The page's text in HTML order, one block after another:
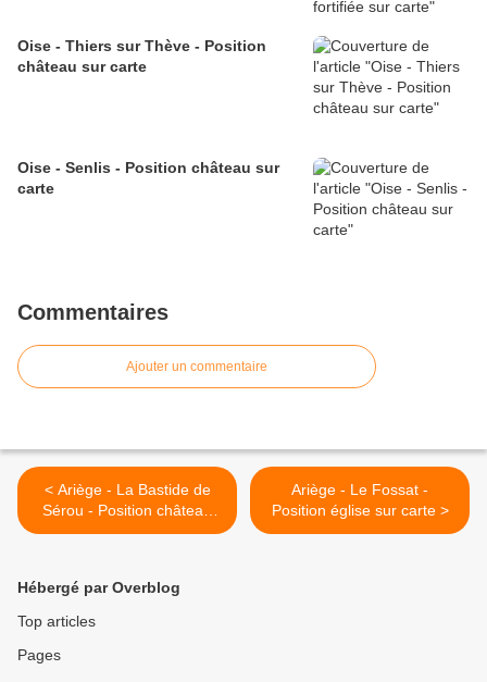
Oise - Thiers sur Thève - Position
château sur carte
Oise - Senlis - Position château sur
carte
Commentaires
Ajouter un commentaire
< Ariège - La Bastide de
Sérou - Position château
sur carte
Ariège - Le Fossat -
Position église sur carte >
Hébergé par Overblog
Top articles
Pages